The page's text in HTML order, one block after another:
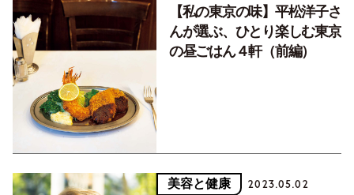
【私の東京の味】平松洋子さ
んが選ぶ、ひとり楽しむ東京
の昼ごはん４軒（前編）
美容と健康 2023.05.02